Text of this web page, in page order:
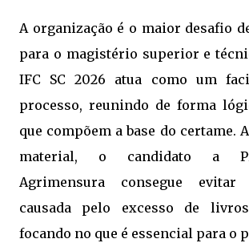
A organização é o maior desafio
para o magistério superior e
IFC SC 2026 atua como um
processo, reunindo de forma
que compõem a base do certame.
material, o candidato a
Agrimensura consegue
causada pelo excesso de livros
focando no que é essencial para o